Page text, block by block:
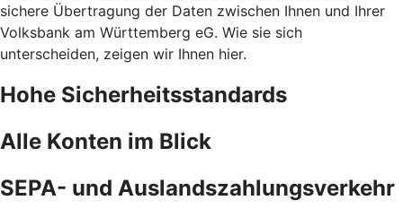
sichere Übertragung der Daten zwischen Ihnen und Ihrer
Volksbank am Württemberg eG. Wie sie sich
unterscheiden, zeigen wir Ihnen hier.
Hohe Sicherheitsstandards
Alle Konten im Blick
SEPA- und Auslandszahlungsverkehr